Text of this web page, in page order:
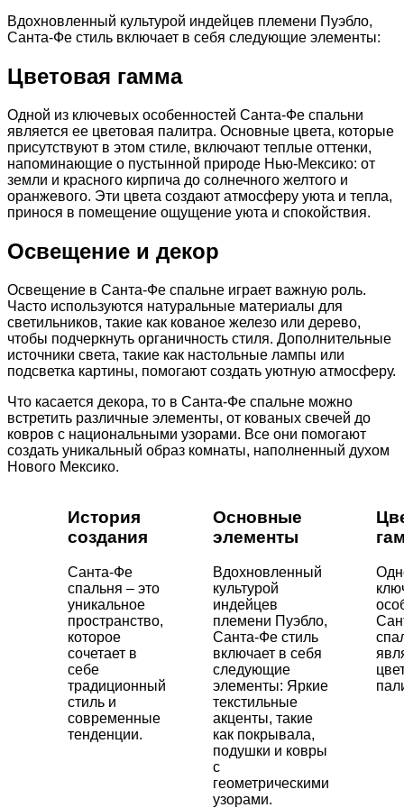
Вдохновленный культурой индейцев племени Пуэбло,
Санта-Фе стиль включает в себя следующие элементы:
Цветовая гамма
Одной из ключевых особенностей Санта-Фе спальни
является ее цветовая палитра. Основные цвета, которые
присутствуют в этом стиле, включают теплые оттенки,
напоминающие о пустынной природе Нью-Мексико: от
земли и красного кирпича до солнечного желтого и
оранжевого. Эти цвета создают атмосферу уюта и тепла,
принося в помещение ощущение уюта и спокойствия.
Освещение и декор
Освещение в Санта-Фе спальне играет важную роль.
Часто используются натуральные материалы для
светильников, такие как кованое железо или дерево,
чтобы подчеркнуть органичность стиля. Дополнительные
источники света, такие как настольные лампы или
подсветка картины, помогают создать уютную атмосферу.
Что касается декора, то в Санта-Фе спальне можно
встретить различные элементы, от кованых свечей до
ковров с национальными узорами. Все они помогают
создать уникальный образ комнаты, наполненный духом
Нового Мексико.
История
создания
Санта-Фе
спальня – это
уникальное
пространство,
которое
сочетает в
себе
традиционный
стиль и
современные
тенденции.
Основные
элементы
Вдохновленный
культурой
индейцев
племени Пуэбло,
Санта-Фе стиль
включает в себя
следующие
элементы: Яркие
текстильные
акценты, такие
как покрывала,
подушки и ковры
с
геометрическими
узорами.